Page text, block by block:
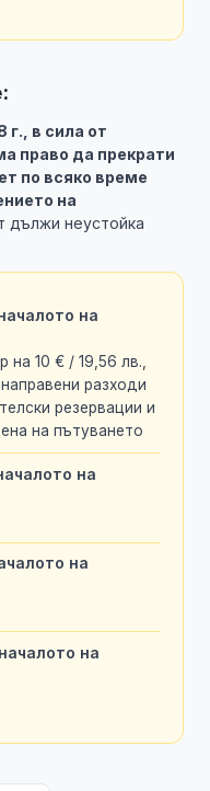
г., в сила от
право да прекрати
по всяко време
на
дължи неустойка
на
на 10 € / 19,56 лв.,
разходи
резервации и
на пътуването
на
на
на